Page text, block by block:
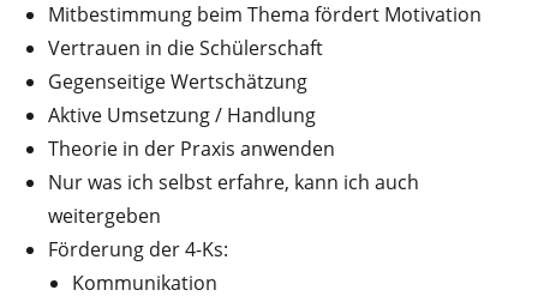
Mitbestimmung beim Thema fördert Motivation
Vertrauen in die Schülerschaft
Gegenseitige Wertschätzung
Aktive Umsetzung / Handlung
Theorie in der Praxis anwenden
Nur was ich selbst erfahre, kann ich auch
weitergeben
Förderung der 4-Ks:
Kommunikation